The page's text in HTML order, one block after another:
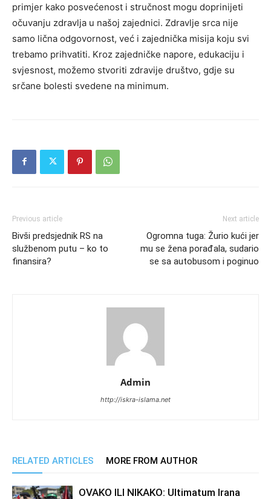
primjer kako posvećenost i stručnost mogu doprinijeti
očuvanju zdravlja u našoj zajednici. Zdravlje srca nije
samo lična odgovornost, već i zajednička misija koju svi
trebamo prihvatiti. Kroz zajedničke napore, edukaciju i
svjesnost, možemo stvoriti zdravije društvo, gdje su
srčane bolesti svedene na minimum.
Previous article
Bivši predsjednik RS na
službenom putu – ko to
finansira?
Next article
Ogromna tuga: Žurio kući jer
mu se žena porađala, sudario
se sa autobusom i poginuo
Admin
http://iskra-islama.net
RELATED ARTICLES MORE FROM AUTHOR
OVAKO ILI NIKAKO: Ultimatum Irana